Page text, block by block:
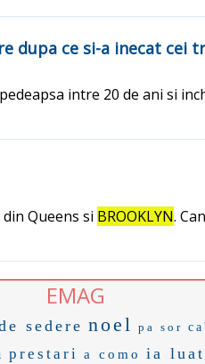
dupa ce si-a inecat
intre 20 de ani si
Queens si BROOKLYN.
EMAG
sedere noel pa sor
prestari a como ia luat